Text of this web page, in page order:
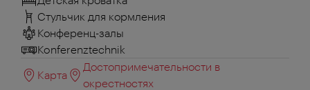
Стульчик для кормления
Конференц-залы
Konferenztechnik
Карта
Достопримечательности в
окрестностях